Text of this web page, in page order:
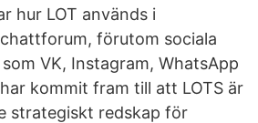
hur LOT används i
förutom sociala
VK, Instagram, WhatsApp
kommit fram till att LOTS är
strategiskt redskap för